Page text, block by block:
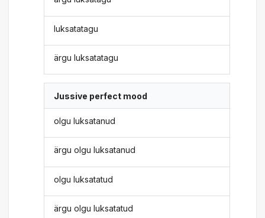
luksatatagu
ärgu luksatatagu
Jussive perfect mood
olgu luksatanud
ärgu olgu luksatanud
olgu luksatatud
ärgu olgu luksatatud